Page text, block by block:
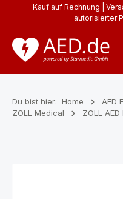
Zum Hauptinhalt springen
Kauf auf Rechnung |
autorisierter
Du bist hier: Home
AED
ZOLL Medical
ZOLL AED